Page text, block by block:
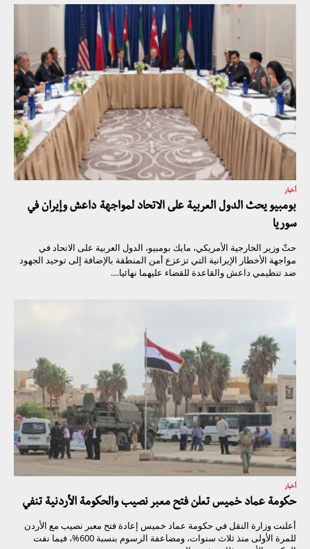
أخبار
بومبيو يحث الدول العربية على الاتحاد لمواجهة داعش وإيران في
سوريا
حثّ وزير الخارجية الأمريكي، مايك بومبيو، الدول العربية على الاتحاد في
مواجهة الأخطار الإيرانية التي تزعزع أمن المنطقة بالإضافة إلى توحيد الجهود
ضد تنظيمي داعش والقاعدة للقضاء عليهما نهائيا....
أخبار
حكومة عماد خميس تعلن فتح معبر نصيب والحكومة الأردنية تنفي
أعلنت وزارة النقل في حكومة عماد خميس إعادة فتح معبر نصيب مع الأردن
للمرة الأولى منذ ثلاث سنوات، ومضاعفة الرسوم بنسبة 600%، فيما نفت